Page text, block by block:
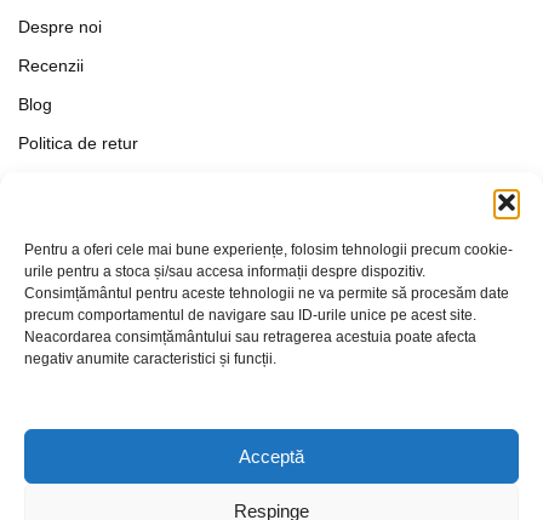
Pentru a oferi cele mai bune experiențe, folosim tehnologii precum cookie-
urile pentru a stoca și/sau accesa informații despre dispozitiv.
Consimțământul pentru aceste tehnologii ne va permite să procesăm date
precum comportamentul de navigare sau ID-urile unice pe acest site.
Neacordarea consimțământului sau retragerea acestuia poate afecta
negativ anumite caracteristici și funcții.
Acceptă
Respinge
Despre noi
Recenzii
Blog
Politica de retur
Politica de Confidențialitate
Politica de cookies
Setări Cookie-uri
Contact